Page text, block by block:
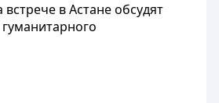
в Астане обсудят